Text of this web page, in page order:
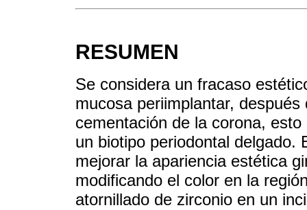
RESUMEN
Se considera un fracaso
mucosa periimplantar,
cementación de la corona,
un biotipo periodontal delgado.
mejorar la apariencia estética
modificando el color en la
atornillado de zirconio en un